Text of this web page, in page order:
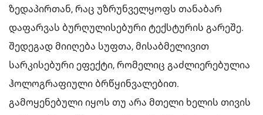
ზედაპირთან, რაც უზრუნველყოფს თანაბარ
დაფარვას ბურღულისებური ტექსტურის გარეშე.
შედეგად მიიღება სუფთა, მისაბმელივით
სარკისებური ეფექტი, რომელიც გაძლიერებულია
ჰოლოგრაფიული ბრწყინვალებით.
გამოყენებული იყოს თუ არა მთელი ხელის თივის